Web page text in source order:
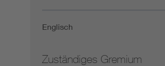
Englisch
Zuständiges Gremium